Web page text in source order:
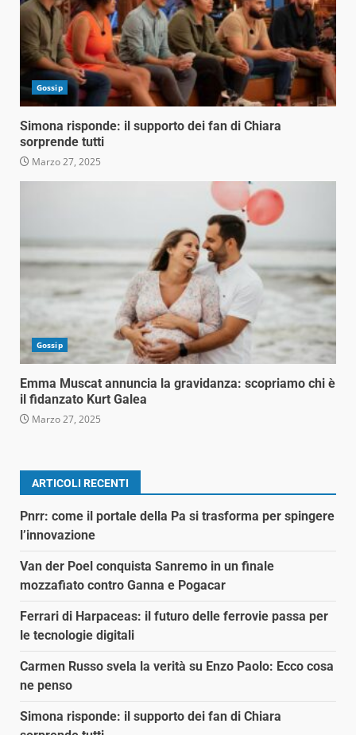
Gossip
Simona risponde: il supporto dei fan di Chiara
sorprende tutti
Marzo 27, 2025
Gossip
Emma Muscat annuncia la gravidanza: scopriamo chi è
il fidanzato Kurt Galea
Marzo 27, 2025
ARTICOLI RECENTI
Pnrr: come il portale della Pa si trasforma per spingere
l’innovazione
Van der Poel conquista Sanremo in un finale
mozzafiato contro Ganna e Pogacar
Ferrari di Harpaceas: il futuro delle ferrovie passa per
le tecnologie digitali
Carmen Russo svela la verità su Enzo Paolo: Ecco cosa
ne penso
Simona risponde: il supporto dei fan di Chiara